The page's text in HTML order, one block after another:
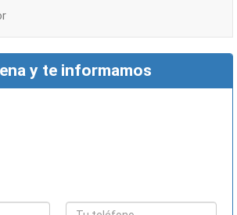
y te informamos